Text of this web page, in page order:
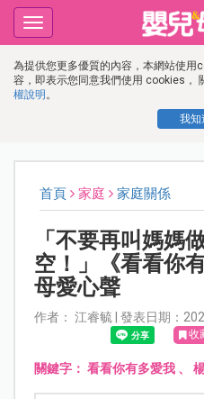
為提供您更多優質的內容，本網站使
容，即表示您同意我們使用 cookies，
權說明 。
我知
Toggle
navigation
首頁 家庭 家庭關係
「不要再叫媽媽
空！」《看看你
母愛心聲
作者： 江睿毓 | 發表日期：
收
關鍵字： 看看你有多愛我、